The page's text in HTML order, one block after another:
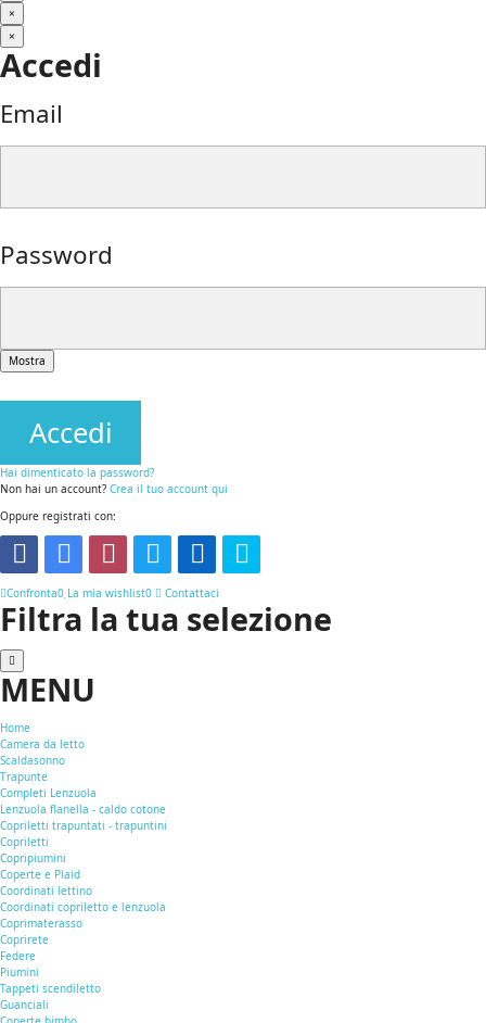
×
×
Accedi
Email
Password
Mostra
Accedi
Hai dimenticato la password?
Non hai un account? Crea il tuo account qui
Oppure registrati con:
Confronta0 La mia wishlist0 Contattaci
Filtra la tua selezione
MENU
Home
Camera da letto
Scaldasonno
Trapunte
Completi Lenzuola
Lenzuola flanella - caldo cotone
Copriletti trapuntati - trapuntini
Copriletti
Copripiumini
Coperte e Plaid
Coordinati lettino
Coordinati copriletto e lenzuola
Coprimaterasso
Coprirete
Federe
Piumini
Tappeti scendiletto
Guanciali